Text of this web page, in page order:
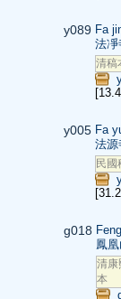
y089 Fa
法凈
清稿
y005 Fa
法源
民國
g018
鳳
清康
本